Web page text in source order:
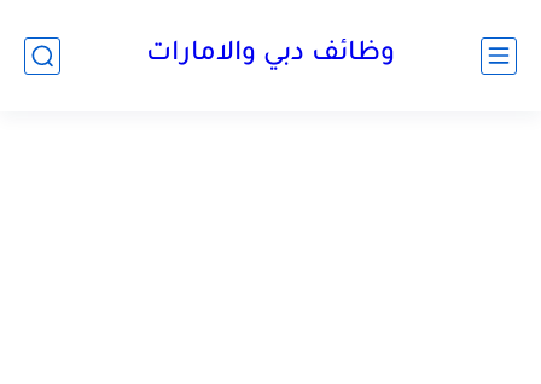
وظائف دبي والامارات